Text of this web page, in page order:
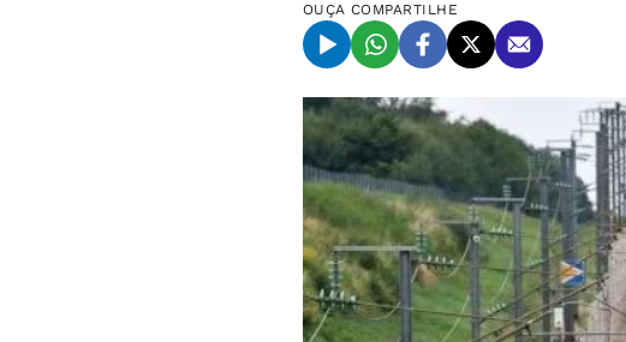
OUÇA COMPARTILHE